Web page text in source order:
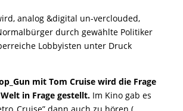
analog &digital un-verclouded,
durch gewählte Politiker
Lobbyisten unter Druck
mit Tom Cruise wird die Frage
in Frage gestellt.Im Kino gab es